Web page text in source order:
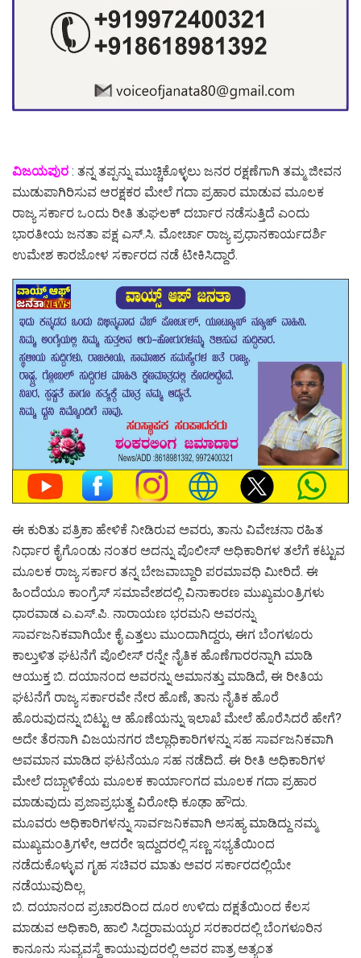
ವಿಜಯಪುರ : ತನ್ನ ತಪ್ಪನ್ನು ಮುಚ್ಚಿಕೊಳ್ಳಲು ಜನರ ರಕ್ಷಣೆಗಾಗಿ ತಮ್ಮ ಜೀವನ
ಮುಡುಪಾಗಿರಿಸುವ ಆರಕ್ಷಕರ ಮೇಲೆ ಗದಾ ಪ್ರಹಾರ ಮಾಡುವ ಮೂಲಕ
ರಾಜ್ಯ ಸರ್ಕಾರ ಒಂದು ರೀತಿ ತುಘಲಕ್ ದರ್ಬಾರ ನಡೆಸುತ್ತಿದೆ ಎಂದು
ಭಾರತೀಯ ಜನತಾ ಪಕ್ಷ ಎಸ್.ಸಿ. ಮೋರ್ಚಾ ರಾಜ್ಯ ಪ್ರಧಾನ‌ಕಾರ್ಯದರ್ಶಿ
ಉಮೇಶ ಕಾರಜೋಳ ಸರ್ಕಾರದ ನಡೆ ಟೀಕಿಸಿದ್ದಾರೆ.
ಈ ಕುರಿತು ಪತ್ರಿಕಾ ಹೇಳಿಕೆ ನೀಡಿರುವ ಅವರು, ತಾನು ವಿವೇಚನಾ ರಹಿತ
ನಿರ್ಧಾರ ಕೈಗೊಂಡು ನಂತರ ಅದನ್ನು ಪೊಲೀಸ್ ಅಧಿಕಾರಿಗಳ ತಲೆಗೆ ಕಟ್ಟುವ
ಮೂಲಕ ರಾಜ್ಯ ಸರ್ಕಾರ ತನ್ನ ಬೇಜವಾಬ್ದಾರಿ ಪರಮಾವಧಿ ಮೀರಿದೆ. ಈ
ಹಿಂದೆಯೂ ಕಾಂಗ್ರೆಸ್ ಸಮಾವೇಶದಲ್ಲಿ ವಿನಾಕಾರಣ ಮುಖ್ಯಮಂತ್ರಿಗಳು
ಧಾರವಾಡ ಎ.ಎಸ್.ಪಿ. ನಾರಾಯಣ ಭರಮನಿ ಅವರನ್ನು
ಸಾರ್ವಜನಿಕವಾಗಿಯೇ ಕೈ ಎತ್ತಲು ಮುಂದಾಗಿದ್ದರು, ಈಗ ಬೆಂಗಳೂರು
ಕಾಲ್ತುಳಿತ ಘಟನೆಗೆ ಪೊಲೀಸ್ ರನ್ನೇ ನೈತಿಕ ಹೊಣೆಗಾರರನ್ನಾಗಿ ಮಾಡಿ
ಆಯುಕ್ತ ಬಿ. ದಯಾನಂದ ಅವರನ್ನು ಅಮಾನತ್ತು ಮಾಡಿದೆ, ಈ ರೀತಿಯ
ಘಟನೆಗೆ ರಾಜ್ಯ ಸರ್ಕಾರವೇ ನೇರ ಹೊಣೆ, ತಾನು ನೈತಿಕ ಹೊರೆ
ಹೊರುವುದನ್ನು ಬಿಟ್ಟು ಆ ಹೊಣೆಯನ್ನು ಇಲಾಖೆ ಮೇಲೆ ಹೊರೆಸಿದರೆ ಹೇಗೆ?
ಅದೇ ತೆರನಾಗಿ ವಿಜಯನಗರ ಜಿಲ್ಲಾಧಿಕಾರಿಗಳನ್ನು ಸಹ ಸಾರ್ವಜನಿಕವಾಗಿ
ಅವಮಾನ ಮಾಡಿದ ಘಟನೆಯೂ ಸಹ ನಡೆದಿದೆ. ಈ ರೀತಿ ಅಧಿಕಾರಿಗಳ
ಮೇಲೆ ದಬ್ಬಾಳಿಕೆಯ ಮೂಲಕ ಕಾರ್ಯಾಂಗದ ಮೂಲಕ ಗದಾ ಪ್ರಹಾರ
ಮಾಡುವುದು ಪ್ರಜಾಪ್ರಭುತ್ವ ವಿರೋಧಿ ಕೂಢಾ ಹೌದು.
ಮೂವರು ಅಧಿಕಾರಿಗಳನ್ನು ಸಾರ್ವಜನಿಕವಾಗಿ ಅಸಹ್ಯ ಮಾಡಿದ್ದು ನಮ್ಮ
ಮುಖ್ಯಮಂತ್ರಿಗಳೇ, ಆದರೇ ಇದ್ದುದರಲ್ಲಿ ಸಣ್ಣ ಸಭ್ಯತೆಯಿಂದ
ನಡೆದುಕೊಳ್ಳುವ ಗೃಹ ಸಚಿವರ ಮಾತು ಅವರ ಸರ್ಕಾರದಲ್ಲಿಯೇ
ನಡೆಯುವುದಿಲ್ಲ.
ಬಿ. ದಯಾನಂದ ಪ್ರಚಾರದಿಂದ ದೂರ ಉಳಿದು ದಕ್ಷತೆಯಿಂದ ಕೆಲಸ
ಮಾಡುವ ಅಧಿಕಾರಿ, ಹಾಲಿ ಸಿದ್ದರಾಮಯ್ಯರ ಸರಕಾರದಲ್ಲಿ ಬೆಂಗಳೂರಿನ
ಕಾನೂನು ಸುವ್ಯವಸ್ಥೆ ಕಾಯುವುದರಲ್ಲಿ ಅವರ ಪಾತ್ರ ಅತ್ಯಂತ